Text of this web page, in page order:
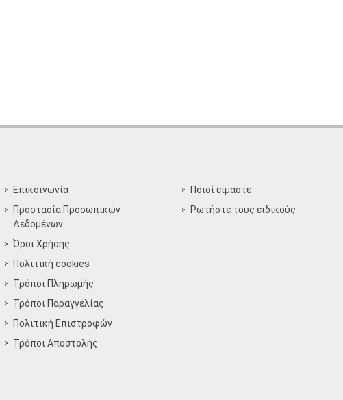
Επικοινωνία
Προστασία Προσωπικών
Δεδομένων
Όροι Χρήσης
Πολιτική cookies
Τρόποι Πληρωμής
Τρόποι Παραγγελίας
Πολιτική Επιστροφών
Τρόποι Aποστολής
Ποιοί είμαστε
Ρωτήστε τους ειδικούς